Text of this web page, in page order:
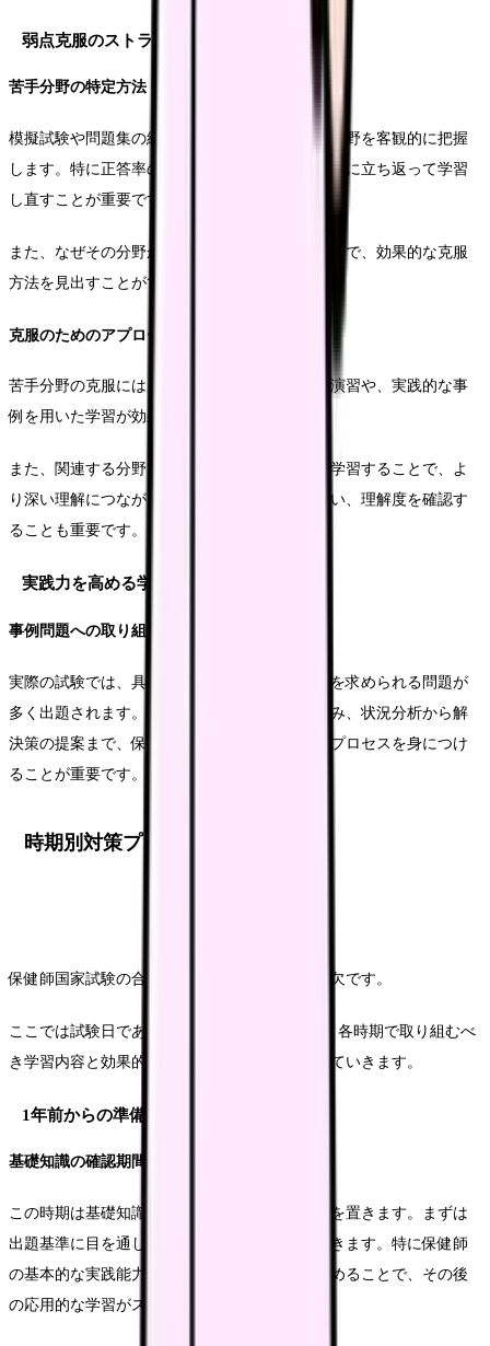
弱点克服のストラテジー
苦手分野の特定方法
模擬試験や問題集の結果を分析し、自分の苦手分野を客観的に把握
します。特に正答率の低い分野については、基本に立ち返って学習
し直すことが重要です。
また、なぜその分野が苦手なのかを分析することで、効果的な克服
方法を見出すことができます。
克服のためのアプローチ
苦手分野の克服には、その分野に特化した問題演習や、実践的な事
例を用いた学習が効果的です。
また、関連する分野との繋がりを意識しながら学習することで、よ
り深い理解につながります。定期的に復習を行い、理解度を確認す
ることも重要です。
実践力を高める学習法
事例問題への取り組み方
実際の試験では、具体的な事例に基づいて判断を求められる問題が
多く出題されます。日頃から事例問題に取り組み、状況分析から解
決策の提案まで、保健師としての実践的な思考プロセスを身につけ
ることが重要です。
時期別対策プラン
保健師国家試験の合格には計画的な学習が不可欠です。
ここでは試験日である2025年2月16日に向けて、各時期で取り組むべ
き学習内容と効果的な対策方法を詳しく解説していきます。
1年前からの準備（2024年2月～）
基礎知識の確認期間
この時期は基礎知識の整理と弱点の把握に重点を置きます。まずは
出題基準に目を通し、学習範囲を明確にしていきます。特に保健師
の基本的な実践能力に関する内容から学習を始めることで、その後
の応用的な学習がスムーズになります。